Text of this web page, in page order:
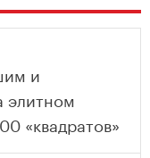
и
элитном
«квадратов»